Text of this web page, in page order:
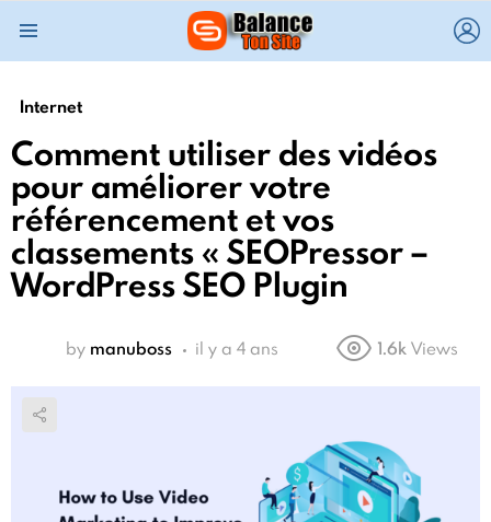
Internet
Comment utiliser des vidéos
pour améliorer votre
référencement et vos
classements « SEOPressor –
WordPress SEO Plugin
by manuboss il y a 4 ans 1.6k Views